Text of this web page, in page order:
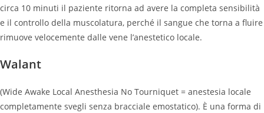
circa 10 minuti il paziente ritorna ad avere la completa sensibilità
e il controllo della muscolatura, perché il sangue che torna a fluire
rimuove velocemente dalle vene l’anestetico locale.
Walant
(Wide Awake Local Anesthesia No Tourniquet = anestesia locale
completamente svegli senza bracciale emostatico). È una forma di